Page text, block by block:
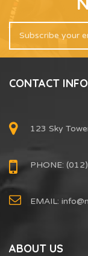
CONTACT INFO
123 Sky
PHONE:
EMAIL:
ABOUT US